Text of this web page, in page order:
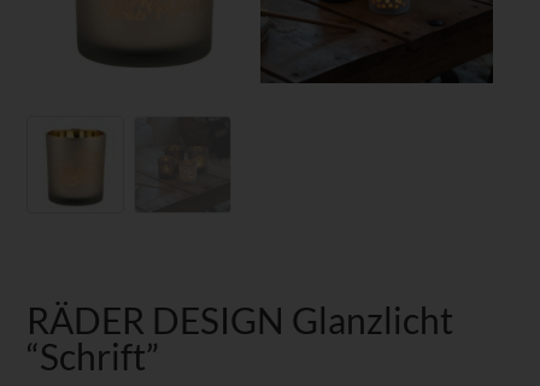
RÄDER DESIGN Glanzlicht
“Schrift”